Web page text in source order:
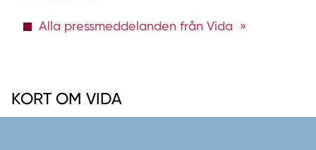
Alla pressmeddelanden från Vida
KORT OM VIDA